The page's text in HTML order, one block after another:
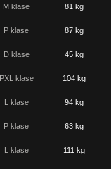
M klase 81 kg
P klase 87 kg
D klase 45 kg
PXL klase 104 kg
L klase 94 kg
P klase 63 kg
L klase 111 kg